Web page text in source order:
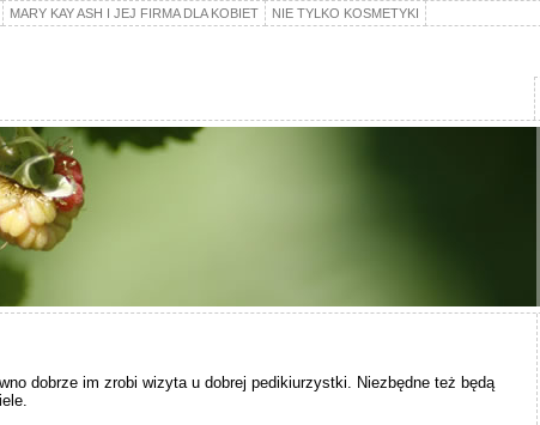
MARY KAY ASH I JEJ FIRMA DLA KOBIET NIE TYLKO KOSMETYKI
dobrze im zrobi wizyta u dobrej pedikiurzystki. Niezbędne też będą